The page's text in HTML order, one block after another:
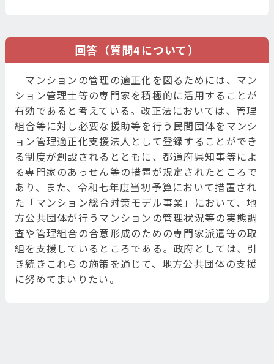
回答（質問4について）
マンションの管理の適正化を図るためには、マン
ション管理士等の専門家を積極的に活用することが
有効であると考えている。改正法においては、管理
組合等に対し必要な援助等を行う民間団体をマンシ
ョン管理適正化支援法人として登録することができ
る制度が創設されるとともに、都道府県知事等によ
る専門家のあっせん等の措置が規定されたところで
あり、また、令和七年度当初予算において措置され
た「マンション総合対策モデル事業」において、地
方公共団体が行うマンションの管理状況等の実態調
査や管理組合の合意形成のための専門家派遣等の取
組を支援しているところである。政府としては、引
き続きこれらの施策を通じて、地方公共団体の支援
に努めてまいりたい。